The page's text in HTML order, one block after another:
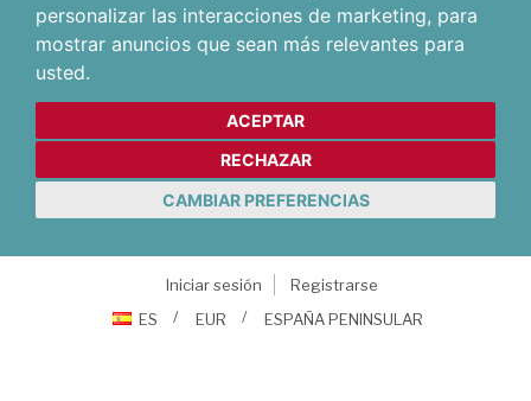
personalizar las interacciones de marketing, para
mostrar anuncios que sean más relevantes para
usted.
ACEPTAR
RECHAZAR
CAMBIAR PREFERENCIAS
Iniciar sesión
Registrarse
ES
EUR ESPAÑA PENINSULAR